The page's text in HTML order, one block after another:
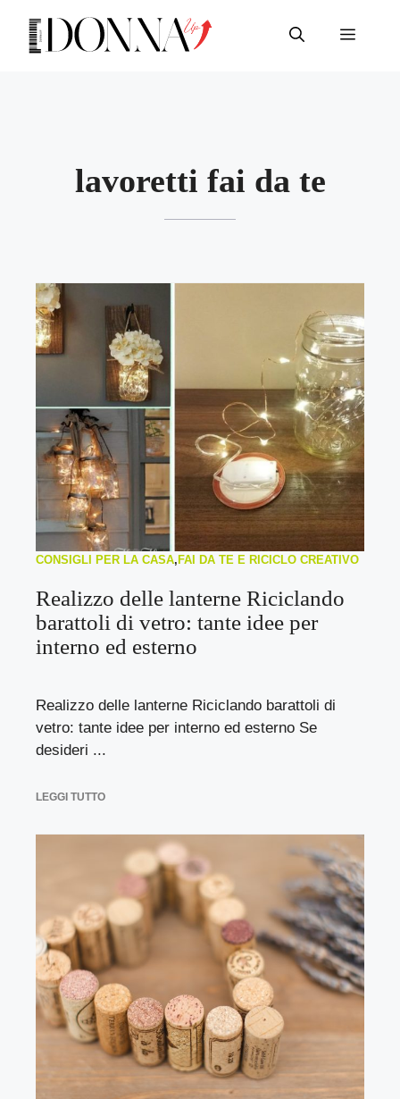
contenuto
Menu
lavoretti fai da te
CONSIGLI PER LA CASA, FAI DA TE E RICICLO CREATIVO
Realizzo delle lanterne Riciclando
barattoli di vetro: tante idee per
interno ed esterno
Realizzo delle lanterne Riciclando barattoli di
vetro: tante idee per interno ed esterno Se
desideri ...
LEGGI TUTTO